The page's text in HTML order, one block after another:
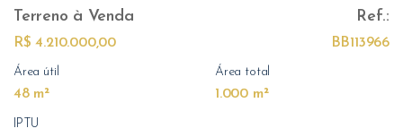
Terreno à Venda
R$ 4.210.000,00
Ref.:
BB113966
Área útil
48 m²
Área total
1.000 m²
IPTU